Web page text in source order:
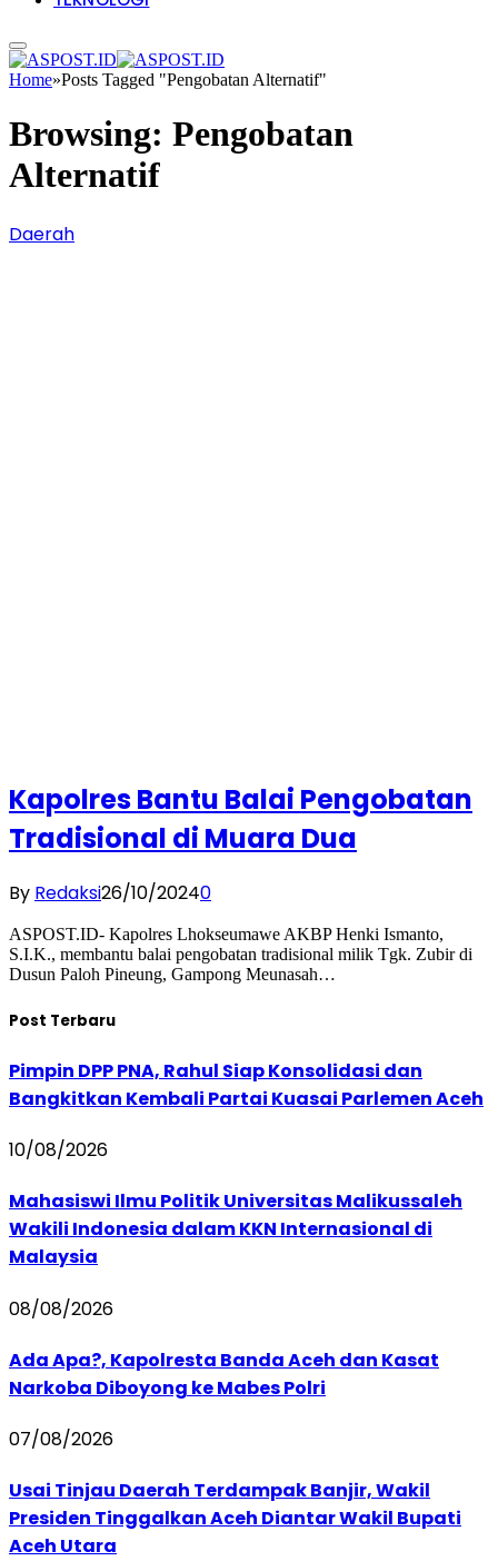
Home»Posts Tagged "Pengobatan Alternatif"
Browsing: Pengobatan
Alternatif
Daerah
Kapolres Bantu Balai Pengobatan
Tradisional di Muara Dua
By Redaksi26/10/20240
ASPOST.ID- Kapolres Lhokseumawe AKBP Henki Ismanto,
S.I.K., membantu balai pengobatan tradisional milik Tgk. Zubir di
Dusun Paloh Pineung, Gampong Meunasah…
Post Terbaru
Pimpin DPP PNA, Rahul Siap Konsolidasi dan
Bangkitkan Kembali Partai Kuasai Parlemen Aceh
10/08/2026
Mahasiswi Ilmu Politik Universitas Malikussaleh
Wakili Indonesia dalam KKN Internasional di
Malaysia
08/08/2026
Ada Apa?, Kapolresta Banda Aceh dan Kasat
Narkoba Diboyong ke Mabes Polri
07/08/2026
Usai Tinjau Daerah Terdampak Banjir, Wakil
Presiden Tinggalkan Aceh Diantar Wakil Bupati
Aceh Utara